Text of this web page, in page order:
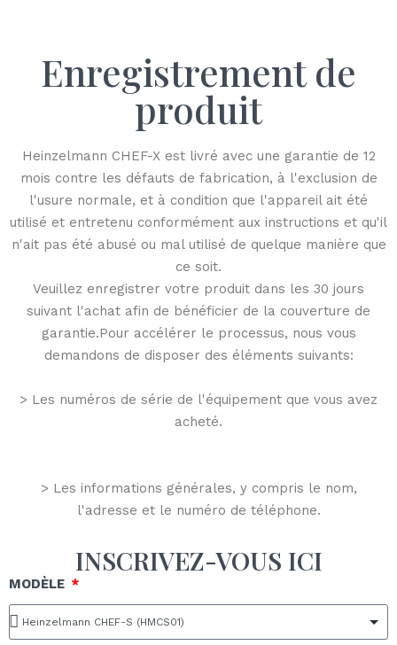
Enregistrement de
produit
Heinzelmann CHEF-X est livré avec une garantie de 12
mois contre les défauts de fabrication, à l'exclusion de
l'usure normale, et à condition que l'appareil ait été
utilisé et entretenu conformément aux instructions et qu'il
n'ait pas été abusé ou mal utilisé de quelque manière que
ce soit.
Veuillez enregistrer votre produit dans les 30 jours
suivant l'achat afin de bénéficier de la couverture de
garantie.Pour accélérer le processus, nous vous
demandons de disposer des éléments suivants:
> Les numéros de série de l'équipement que vous avez
acheté.
> Les informations générales, y compris le nom,
l'adresse et le numéro de téléphone.
INSCRIVEZ-VOUS ICI
MODÈLE